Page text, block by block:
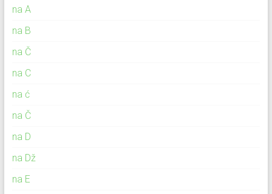
na A
na B
na Č
na C
na ć
na Č
na D
na Dž
na E